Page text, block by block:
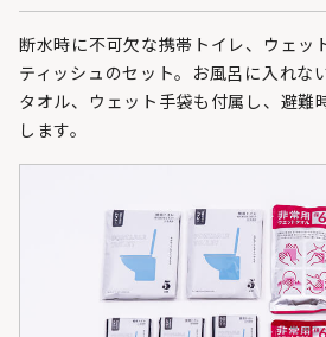
断水時に不可欠な携帯トイレ、ウェッ
ティッシュのセット。お風呂に入れな
タオル、ウェット手袋も付属し、避難
します。